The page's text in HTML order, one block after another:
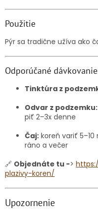
Použitie
Pýr sa tradične užíva ako
Odporúčané
Tinktúra z
Odvar z podzemku:
piť 2–3x denne
Čaj: koreň variť
ráno a večer
🔗 Objednáte tu ->
plazivy-koren/
Upozornenie